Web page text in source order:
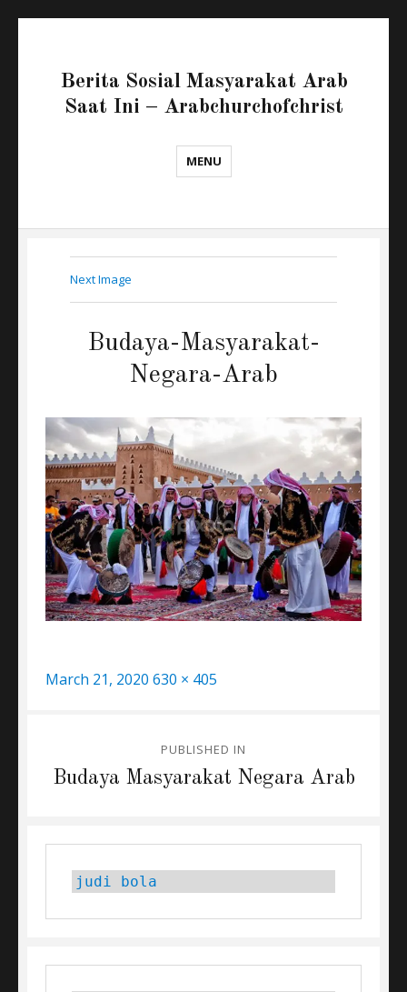
Berita Sosial Masyarakat Arab
Saat Ini – Arabchurchofchrist
MENU
Next Image
Budaya-Masyarakat-
Negara-Arab
Posted
March 21, 2020 Full
630 × 405
navigation
PUBLISHED IN
Budaya Masyarakat Negara Arab
judi bola